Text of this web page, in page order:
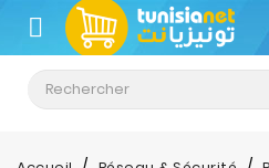
CATÉGORIE
Climatisation
Informatique